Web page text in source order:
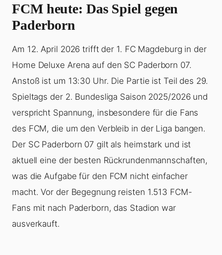
FCM heute: Das Spiel gegen
Paderborn
Am 12. April 2026 trifft der 1. FC Magdeburg in der
Home Deluxe Arena auf den SC Paderborn 07.
Anstoß ist um 13:30 Uhr. Die Partie ist Teil des 29.
Spieltags der 2. Bundesliga Saison 2025/2026 und
verspricht Spannung, insbesondere für die Fans
des FCM, die um den Verbleib in der Liga bangen.
Der SC Paderborn 07 gilt als heimstark und ist
aktuell eine der besten Rückrundenmannschaften,
was die Aufgabe für den FCM nicht einfacher
macht. Vor der Begegnung reisten 1.513 FCM-
Fans mit nach Paderborn, das Stadion war
ausverkauft.